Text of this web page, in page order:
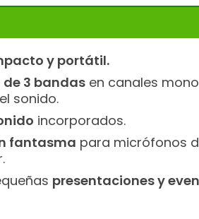
y portátil.
3 bandas en canales mono
sonido.
incorporados.
fantasma para micrófonos
presentaciones y